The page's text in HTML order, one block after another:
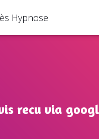
Hypnose
recu via